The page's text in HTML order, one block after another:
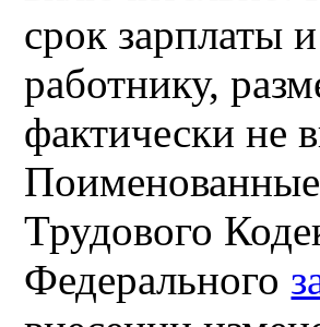
срок зарплаты
работнику,
фактически не
Трудового
Федерального